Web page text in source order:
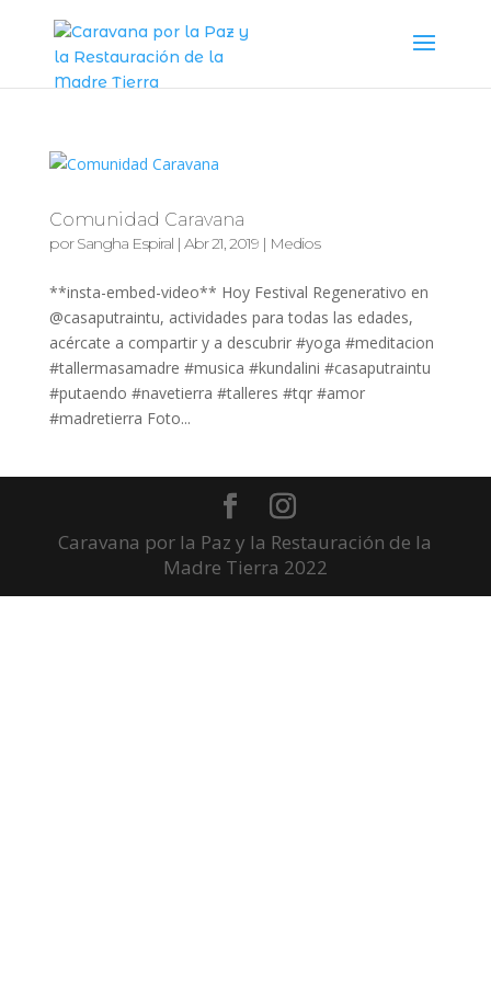
Comunidad Caravana
porSangha Espiral| Abr 21, 2019| Medios
**insta-embed-video** Hoy Festival Regenerativo en
@casaputraintu, actividades para todas las edades,
acércate a compartir y a descubrir #yoga #meditacion
#tallermasamadre #musica #kundalini #casaputraintu
#putaendo #navetierra #talleres #tqr #amor
#madretierra Foto...
Caravana por la Paz y la Restauración de la
Madre Tierra 2022